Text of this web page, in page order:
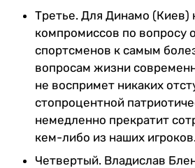
Третье. Для Динамо (Киев)
компромиссов по вопросу
спортсменов к самым
вопросам жизни
не воспримет никаких
стопроцентной
немедленно прекратит
кем-либо из наших
Четвертый. Владислав